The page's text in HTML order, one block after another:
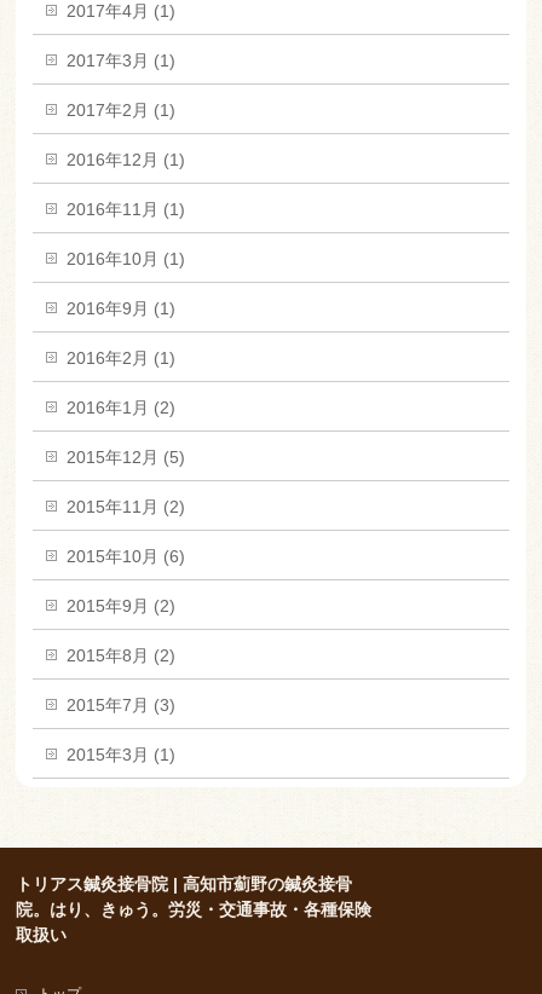
2017年4月 (1)
2017年3月 (1)
2017年2月 (1)
2016年12月 (1)
2016年11月 (1)
2016年10月 (1)
2016年9月 (1)
2016年2月 (1)
2016年1月 (2)
2015年12月 (5)
2015年11月 (2)
2015年10月 (6)
2015年9月 (2)
2015年8月 (2)
2015年7月 (3)
2015年3月 (1)
トリアス鍼灸接骨院 | 高知市薊野の鍼灸接骨
院。はり、きゅう。労災・交通事故・各種保険
取扱い